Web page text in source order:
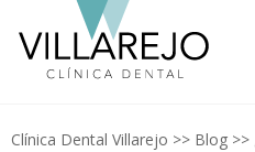
Clínica Dental Villarejo >> Blog >>